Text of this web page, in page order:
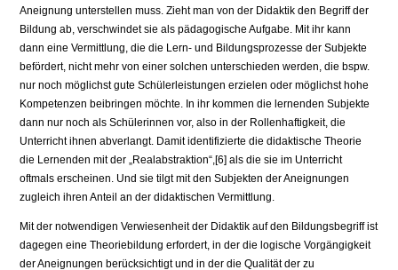
Aneignung unterstellen muss. Zieht man von der Didaktik den Begriff der
Bildung ab, verschwindet sie als pädagogische Aufgabe. Mit ihr kann
dann eine Vermittlung, die die Lern- und Bildungsprozesse der Subjekte
befördert, nicht mehr von einer sol­chen unterschieden werden, die bspw.
nur noch möglichst gute Schülerleis­tungen erzielen oder möglichst hohe
Kompetenzen beibringen möchte. In ihr kommen die lernenden Subjekte
dann nur noch als Schülerinnen vor, also in der Rollenhaftigkeit, die
Unterricht ihnen abverlangt. Damit identifizierte die didaktische Theorie
die Lernenden mit der „Realabstraktion“,[6] als die sie im Unterricht
oftmals erscheinen. Und sie tilgt mit den Subjekten der Aneignun­gen
zugleich ihren Anteil an der didaktischen Vermittlung.
Mit der notwendigen Verwiesenheit der Didaktik auf den Bildungsbegriff ist
dagegen eine Theoriebildung erfordert, in der die logische Vorgängigkeit
der Aneignungen berücksichtigt und in der die Qualität der zu